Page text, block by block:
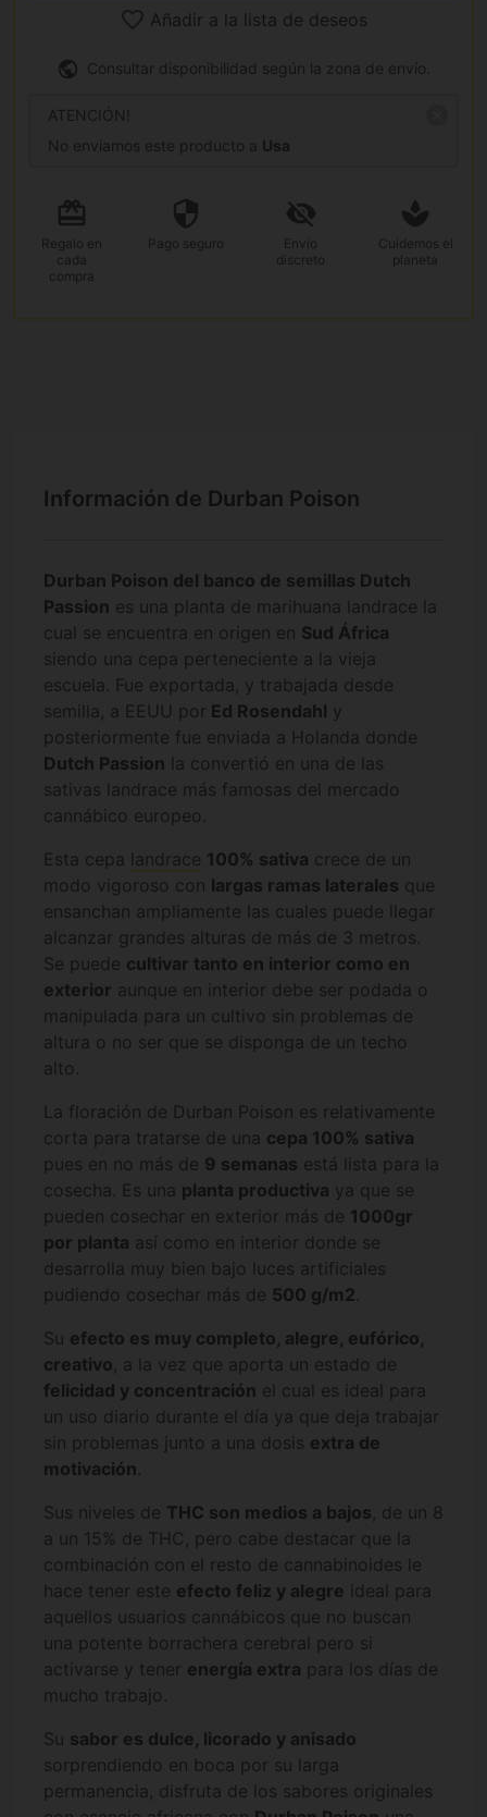
Añadir a la lista de deseos
Consultar disponibilidad según la zona de envío.
ATENCIÓN!
No enviamos este producto a Usa
Regalo en
cada
compra
Pago seguro
Envío
discreto
Cuidemos el
planeta
Información de Durban Poison
Durban Poison del banco de semillas Dutch
Passion es una planta de marihuana landrace la
cual se encuentra en origen en Sud África
siendo una cepa perteneciente a la vieja
escuela. Fue exportada, y trabajada desde
semilla, a EEUU por
Ed Rosendahl y
posteriormente fue enviada a Holanda donde
Dutch Passion la convertió en una de las
sativas landrace más famosas del mercado
cannábico europeo.
Esta cepa landrace 100% sativa crece de un
modo vigoroso con largas ramas laterales que
ensanchan ampliamente las cuales puede llegar
alcanzar grandes alturas de más de 3 metros.
Se puede cultivar tanto en interior como en
exterior aunque en interior debe ser podada o
manipulada para un cultivo sin problemas de
altura o no ser que se disponga de un techo
alto.
La floración de Durban Poison es relativamente
corta para tratarse de una cepa 100% sativa
pues en no más de 9 semanas está lista para la
cosecha. Es una planta productiva ya que se
pueden cosechar en exterior más de 1000gr
por planta así como en interior donde se
desarrolla muy bien bajo luces artificiales
pudiendo cosechar más de 500 g/m2.
Su efecto es muy completo, alegre, eufórico,
creativo, a la vez que aporta un estado de
felicidad y concentración el cual es ideal para
un uso diario durante el día ya que deja trabajar
sin problemas junto a una dosis extra de
motivación.
Sus niveles de THC son medios a bajos, de un 8
a un 15% de THC, pero cabe destacar que la
combinación con el resto de cannabinoides le
hace tener este efecto feliz y alegre ideal para
aquellos usuarios cannábicos que no buscan
una potente borrachera cerebral pero si
activarse y tener energía extra para los días de
mucho trabajo.
Su sabor es dulce, licorado y anisado
sorprendiendo en boca por su larga
permanencia, disfruta de los sabores originales